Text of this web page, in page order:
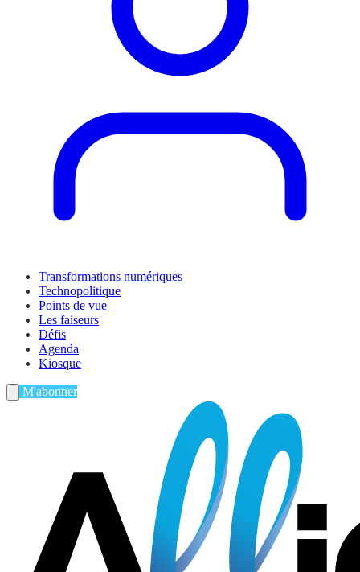
Transformations numériques
Technopolitique
Points de vue
Les faiseurs
Défis
Agenda
Kiosque
M'abonner